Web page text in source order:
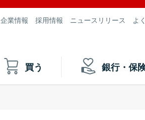
企業情報 採用情報 ニュースリリース よ
買う 銀行・保